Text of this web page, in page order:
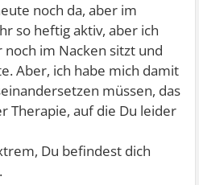
noch da, aber im
so heftig aktiv, aber ich
im Nacken sitzt und
Aber, ich habe mich damit
müssen, das
Therapie, auf die Du leider
Du befindest dich